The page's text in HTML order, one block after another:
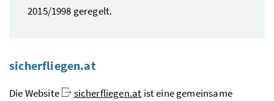
2015/1998 geregelt.
sicherfliegen.at
DieWebsite sicherfliegen.at ist eine gemeinsame